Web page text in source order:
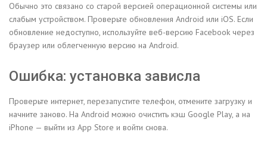
Обычно это связано со старой версией операционной системы или
слабым устройством. Проверьте обновления Android или iOS. Если
обновление недоступно, используйте веб-версию Facebook через
браузер или облегченную версию на Android.
Ошибка: установка зависла
Проверьте интернет, перезапустите телефон, отмените загрузку и
начните заново. На Android можно очистить кэш Google Play, а на
iPhone — выйти из App Store и войти снова.